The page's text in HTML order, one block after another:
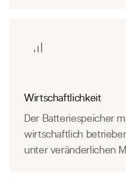
Wirtschaftlichkeit
Der Batteriespeicher
wirtschaftlich
unter veränderlichen